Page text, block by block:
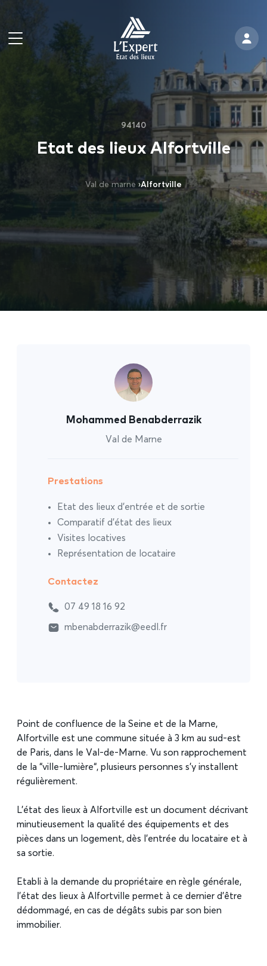
94140
Etat des lieux Alfortville
Val de marne ›Alfortville
Point de confluence de la Seine et de la Marne,
Alfortville est une commune située à 3 km au sud-est
de Paris, dans le Val-de-Marne. Vu son rapprochement
de la “ville-lumière“, plusieurs personnes s’y installent
régulièrement.
L’état des lieux à Alfortville est un document décrivant
minutieusement la qualité des équipements et des
pièces dans un logement, dès l’entrée du locataire et à
sa sortie.
Etabli à la demande du propriétaire en règle générale,
l’état des lieux à Alfortville permet à ce dernier d’être
dédommagé, en cas de dégâts subis par son bien
immobilier.
Mohammed Benabderrazik
Val de Marne
Prestations
Etat des lieux d’entrée et de sortie
Comparatif d’état des lieux
Visites locatives
Représentation de locataire
Contactez
07 49 18 16 92
mbenabderrazik@eedl.fr